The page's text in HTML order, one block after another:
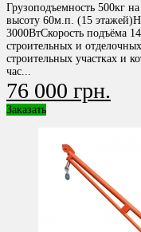
Грузоподъемность 500кг
высоту 60м.п. (15
3000ВтСкорость подъёма
строительных и
строительных участках и
час...
76 000 грн.
Заказать